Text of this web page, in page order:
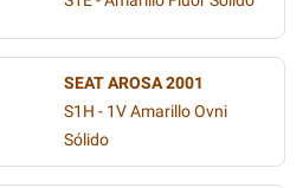
SEAT AROSA 2001
S1H - 1V Amarillo Ovni
Sólido